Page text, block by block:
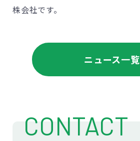
株会社です。
ニュース一覧
CONTACT